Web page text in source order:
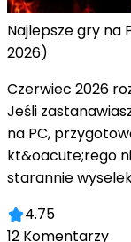
Najlepsze gry na
2026)
Czerwiec 2026
Jeśli
na PC,
kt&oacute;rego
starannie
4.75
12 Komentarzy